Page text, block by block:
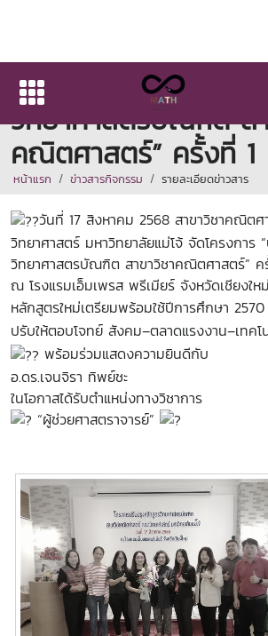
โครงการ “ปรับปรุงห
วิทยาศาสตรบัณฑิต ส
คณิตศาสตร์” ครั้งที่ 1
หน้าแรก ข่าวสารกิจกรรม รายละเอียดข่าวสาร
วันที่ 17 สิงหาคม 2568 สาขาวิชาคณิต
วิทยาศาสตร์ มหาวิทยาลัยแม่โจ้ จัดโครงการ
วิทยาศาสตรบัณฑิต สาขาวิชาคณิตศาสตร์” ค
ณ โรงแรมเอ็มเพรส พรีเมียร์ จังหวัดเชียงใหม่
หลักสูตรใหม่เตรียมพร้อมใช้ปีการศึกษา 2570
ปรับให้ตอบโจทย์ สังคม–ตลาดแรงงาน–เทคโ
พร้อมร่วมแสดงความยินดีกับ
อ.ดร.เจนจิรา ทิพย์ชะ
ในโอกาสได้รับตำแหน่งทางวิชาการ
“ผู้ช่วยศาสตราจารย์”